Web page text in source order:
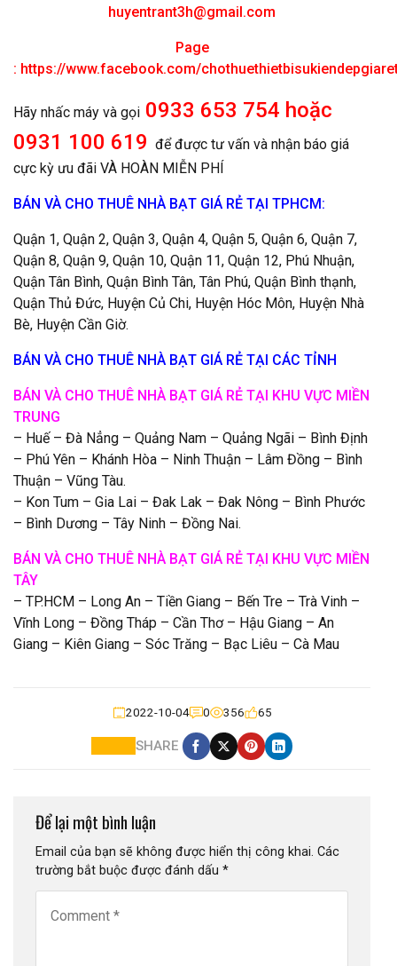
huyentrant3h@gmail.com
Page
: https://www.facebook.com/
Hãy nhấc máy và gọi 0933 653 754 hoặc
0931 100 619 để được tư vấn và nhận báo giá
cực kỳ ưu đãi VÀ HOÀN MIỄN PHÍ
BÁN VÀ CHO THUÊ NHÀ BẠT GIÁ RẺ TẠI TPHCM:
Quận 1, Quận 2, Quận 3, Quận 4, Quận 5, Quận 6, Quận 7,
Quận 8, Quận 9, Quận 10, Quận 11, Quận 12, Phú Nhuận,
Quận Tân Bình, Quận Bình Tân, Tân Phú, Quận Bình thạnh,
Quận Thủ Đức, Huyện Củ Chi, Huyện Hóc Môn, Huyện Nhà
Bè, Huyện Cần Giờ.
BÁN VÀ CHO THUÊ NHÀ BẠT GIÁ RẺ TẠI CÁC TỈNH
BÁN VÀ CHO THUÊ NHÀ BẠT GIÁ RẺ TẠI KHU VỰC MIỀN
TRUNG
– Huế – Đà Nẳng – Quảng Nam – Quảng Ngãi – Bình Định
– Phú Yên – Khánh Hòa – Ninh Thuận – Lâm Đồng – Bình
Thuận – Vũng Tàu.
– Kon Tum – Gia Lai – Đak Lak – Đak Nông – Bình Phước
– Bình Dương – Tây Ninh – Đồng Nai.
BÁN VÀ CHO THUÊ NHÀ BẠT GIÁ RẺ TẠI KHU VỰC MIỀN
TÂY
– TP.HCM – Long An – Tiền Giang – Bến Tre – Trà Vinh –
Vĩnh Long – Đồng Tháp – Cần Thơ – Hậu Giang – An
Giang – Kiên Giang – Sóc Trăng – Bạc Liêu – Cà Mau
2022-10-04 0 356 65
SHARE
Để lại một bình luận
Email của bạn sẽ không được hiển thị công khai. Các
trường bắt buộc được đánh dấu *